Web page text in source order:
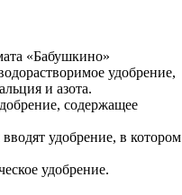
«Бабушкино»
удобрение,
и азота.
содержащее
удобрение, в котором
удобрение.